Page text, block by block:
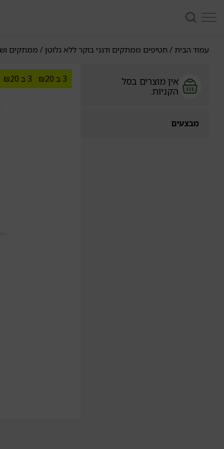
עמוד הבית / חטיפים ממתקים ודגני בוקר ללא גלוטן/ ממתקים
אין מוצרים בסל
הקניות.
מבצעים
3 ב ₪20 3 ב ₪20